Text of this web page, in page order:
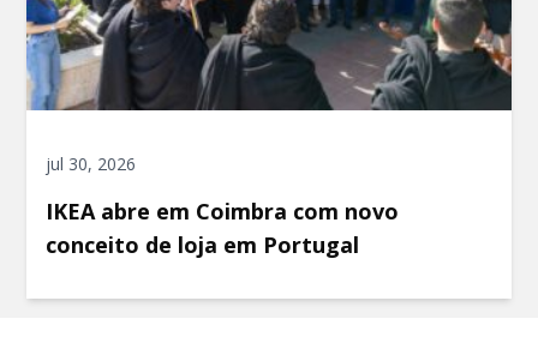
jul 30, 2026
IKEA abre em Coimbra com novo
conceito de loja em Portugal